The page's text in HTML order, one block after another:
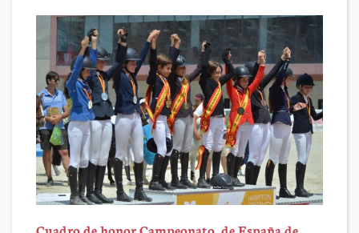
Cuadro de honor Campeonato de España de